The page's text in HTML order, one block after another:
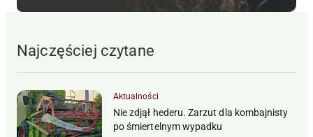
Najczęściej czytane
Aktualności
Nie zdjął hederu. Zarzut dla kombajnisty
po śmiertelnym wypadku